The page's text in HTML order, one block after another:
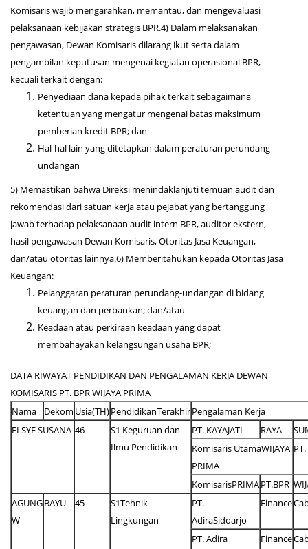
Komisaris wajib mengarahkan, memantau, dan mengevaluasi
pelaksanaan kebijakan strategis BPR.4) Dalam melaksanakan
pengawasan, Dewan Komisaris dilarang ikut serta dalam
pengambilan keputusan mengenai kegiatan operasional BPR,
kecuali terkait dengan:
Penyediaan dana kepada pihak terkait sebagaimana
ketentuan yang mengatur mengenai batas maksimum
pemberian kredit BPR; dan
Hal-hal lain yang ditetapkan dalam peraturan perundang-
undangan
5) Memastikan bahwa Direksi menindaklanjuti temuan audit dan
rekomendasi dari satuan kerja atau pejabat yang bertanggung
jawab terhadap pelaksanaan audit intern BPR, auditor ekstern,
hasil pengawasan Dewan Komisaris, Otoritas Jasa Keuangan,
dan/atau otoritas lainnya.6) Memberitahukan kepada Otoritas Jasa
Keuangan:
Pelanggaran peraturan perundang-undangan di bidang
keuangan dan perbankan; dan/atau
Keadaan atau perkiraan keadaan yang dapat
membahayakan kelangsungan usaha BPR;
DATA RIWAYAT PENDIDIKAN DAN PENGALAMAN KERJA DEWAN
KOMISARIS PT. BPR WIJAYA PRIMA
Nama
Dekom Usia(TH)PendidikanTerakhirPengalaman Kerja
ELSYE SUSANA 46
S1 Keguruan dan
Ilmu Pendidikan
PT. KAYAJATI RAYA
Komisaris UtamaWIJAYA
PRIMA
KomisarisPRIMAPT.BPR
AGUNG
W
BAYU 45
S1Tehnik
Lingkungan
PT.
AdiraSidoarjo
Finance
PT. Adira Finance